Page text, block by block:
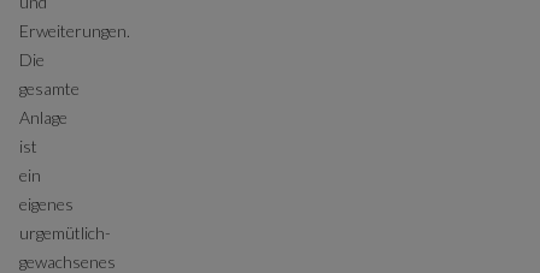
Erweiterungen.
Die
gesamte
Anlage
ist
ein
eigenes
urgemütlich-
gewachsenes